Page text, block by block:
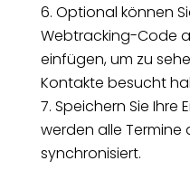
Optional können
Webtracking-Code
einfügen, um zu
Kontakte besucht
Speichern Sie Ihre
werden alle
synchronisiert.